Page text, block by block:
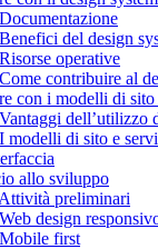
del design
operative
contribuire al
con i modelli di sito
dell’utilizzo
modelli di sito e
allo sviluppo
preliminari
design
first